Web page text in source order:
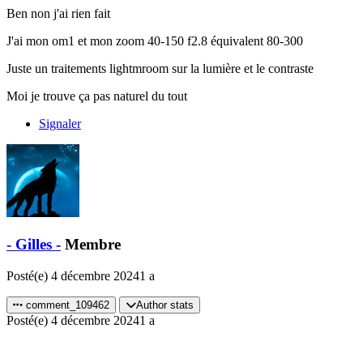
Ben non j'ai rien fait
J'ai mon om1 et mon zoom 40-150 f2.8 équivalent 80-300
Juste un traitements lightmroom sur la lumière et le contraste
Moi je trouve ça pas naturel du tout
Signaler
- Gilles - Membre
Posté(e) 4 décembre 20241 a
comment_109462 Author stats
Posté(e) 4 décembre 20241 a